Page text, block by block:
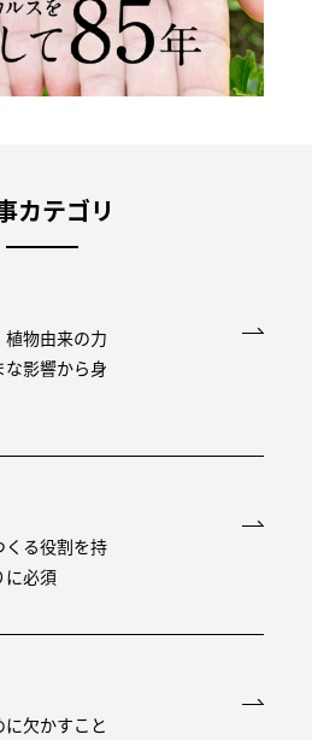
カテゴリ
物由来の力
影響から身
る役割を持
に必須
欠かすこと